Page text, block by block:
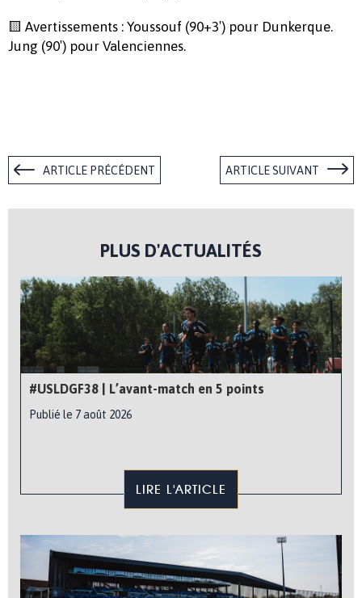
🟨 Avertissements : Youssouf (90+3′) pour Dunkerque.
Jung (90′) pour Valenciennes.
ARTICLE PRÉCÉDENT ARTICLE SUIVANT
PLUS D'ACTUALITÉS
#USLDGF38 | L’avant-match en 5 points
Publié le 7 août 2026
LIRE L'ARTICLE